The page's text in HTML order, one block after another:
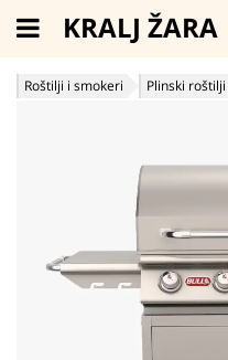
KRALJ ŽARA
Roštilji i smokeri Plinski roštilji